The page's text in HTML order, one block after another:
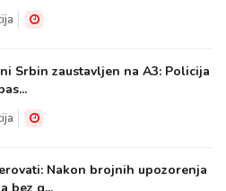
Srbin zaustavljen na A3: Policija
Nakon brojnih upozorenja